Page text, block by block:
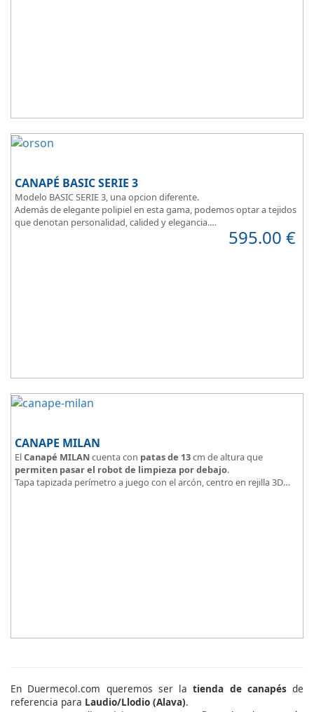
CANAPÉ BASIC SERIE 3
Modelo BASIC SERIE 3, una opcion diferente.
Además de elegante polipiel en esta gama, podemos optar a tejidos
que denotan personalidad, calided y elegancia.
595.00 €
CANAPE MILAN
ElCanapé MILANcuenta con patas de 13cm de altura que
permiten pasar el robot de limpieza por debajo.
Tapa tapizada perímetro a juego con el arcón, centro en rejilla 3D
En Duermecol.com queremos ser latienda de canapésde
referencia para Laudio/Llodio (Alava).